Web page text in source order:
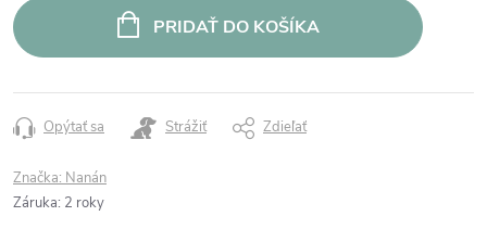
cena:
PRIDAŤ DO KOŠÍKA
Opýtať sa Strážiť Zdieľať
Značka: Nanán
Záruka: 2 roky